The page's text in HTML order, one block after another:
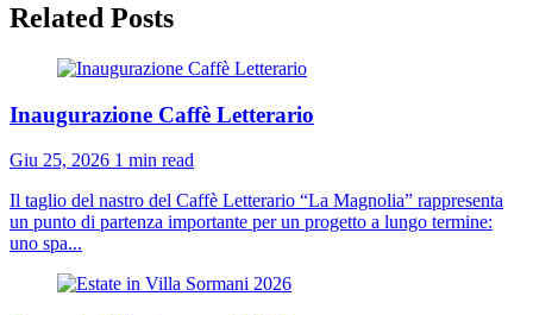
Related Posts
Inaugurazione Caffè Letterario
Giu 25, 2026 1 min read
Il taglio del nastro del Caffè Letterario “La Magnolia” rappresenta
un punto di partenza importante per un progetto a lungo termine:
uno spa...